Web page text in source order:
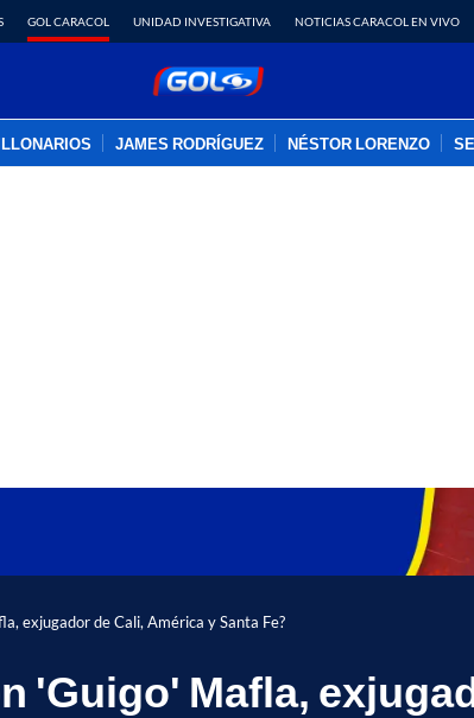
GOL CARACOL UNIDAD INVESTIGATIVA NOTICIAS CARACOL EN VIVO
JAMES RODRÍGUEZ NÉSTOR LORENZO
exjugador de Cali, América y Santa Fe?
'Guigo' Mafla,